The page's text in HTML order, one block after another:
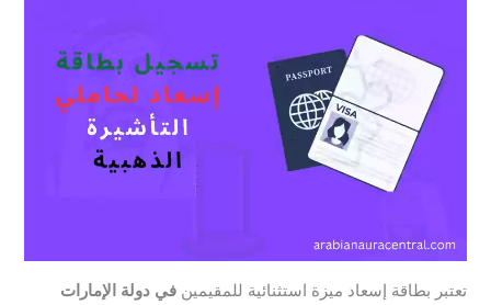
تعتبر بطاقة إسعاد ميزة استثنائية للمقيمينفي دولة الإمارات